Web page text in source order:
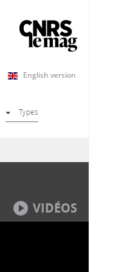
English version
Types
VIDÉOS